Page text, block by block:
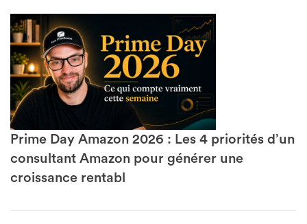
Prime Day Amazon 2026 : Les 4 priorités d’un
consultant Amazon pour générer une
croissance rentabl